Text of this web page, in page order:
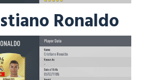
Ronaldo